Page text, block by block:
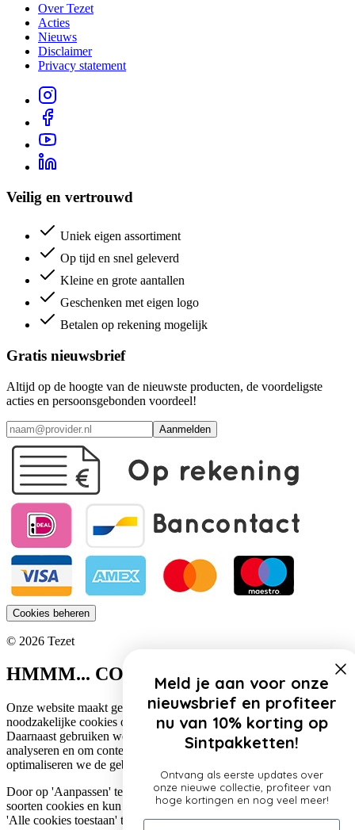
Over Tezet
Acties
Nieuws
Disclaimer
Privacy statement
Veilig en vertrouwd
Uniek eigen assortiment
Op tijd en snel geleverd
Kleine en grote aantallen
Geschenken met eigen logo
Betalen op rekening mogelijk
Gratis nieuwsbrief
Altijd op de hoogte van de nieuwste producten, de voordeligste
acties en persoonsgebonden voordeel!
Aanmelden
Cookies beheren
© 2026 Tezet
HMMM... COOKIES!
Onze website maakt gebruik van cookies. Zo gebruiken wij
noodzakelijke cookies om de website functioneel te houden.
Daarnaast gebruiken we cookies om het verkeer op onze website te
analyseren en om content te personaliseren. Op deze manier
optimaliseren we de gebruikerservaring op onze website.
Door op 'Aanpassen' te klikken, lees je meer over de specifieke
soorten cookies en kun je jouw voorkeuren aanpassen. Door op
'Alle cookies toestaan' te klikken, ga je akkoord met het gebruik van
Meld je aan voor onze
nieuwsbrief en profiteer
nu van 10% korting op
Sintpakketten!
Ontvang als eerste updates over
onze nieuwe collectie, profiteer van
hoge kortingen en nog veel meer!
Email